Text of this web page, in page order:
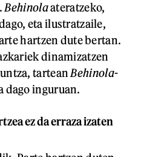
Behinolaateratzeko,
eta ilustratzaile,
hartzen dute bertan.
dinamizatzen
tartean Behinola-
dago inguruan.
ez da erraza izaten